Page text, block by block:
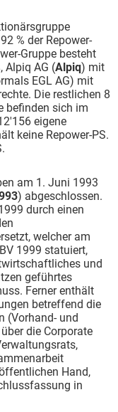
% der Repower-
Gruppe besteht
Alpiq AG (Alpiq) mit
EGL AG) mit
Die restlichen 8
befinden sich im
eigene
keine Repower-PS.
am 1. Juni 1993
) abgeschlossen.
durch einen
welcher am
1999 statuiert,
und
geführtes
Ferner enthält
betreffend die
(Vorhand- und
die Corporate
Hand,
in